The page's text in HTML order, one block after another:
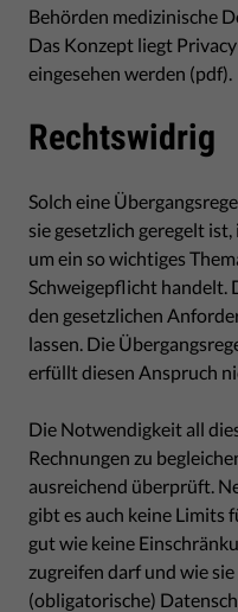
Behörden medizinische
Das Konzept liegt
eingesehen werden (pdf).
Rechtswidrig
Solch eine
sie gesetzlich geregelt
um ein so wichtiges
Schweigepflicht handelt.
den gesetzlichen
lassen. Die
erfüllt diesen Anspruch
Die Notwendigkeit all
Rechnungen zu
ausreichend überprüft.
gibt es auch keine Limits
gut wie keine
zugreifen darf und wie
(obligatorische)